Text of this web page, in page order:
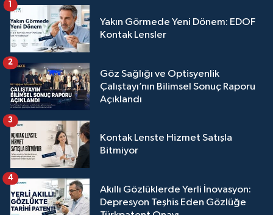
Yakın Görmede Yeni Dönem: EDOF
Kontak Lensler
1
Göz Sağlığı ve Optisyenlik
Çalıştayı’nın Bilimsel Sonuç Raporu
Açıklandı
2
Kontak Lenste Hizmet Satışla
Bitmiyor
3
Akıllı Gözlüklerde Yerli İnovasyon:
Depresyon Teşhis Eden Gözlüğe
4